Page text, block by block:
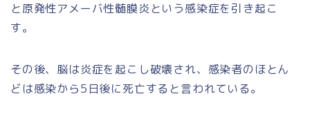
と原発性アメーバ性髄膜炎という感染症を引き起こ
す。
その後、脳は炎症を起こし破壊され、感染者のほとん
どは感染から5日後に死亡すると言われている。